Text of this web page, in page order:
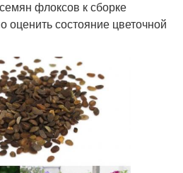
флоксов к сборке
оценить состояние цветочной